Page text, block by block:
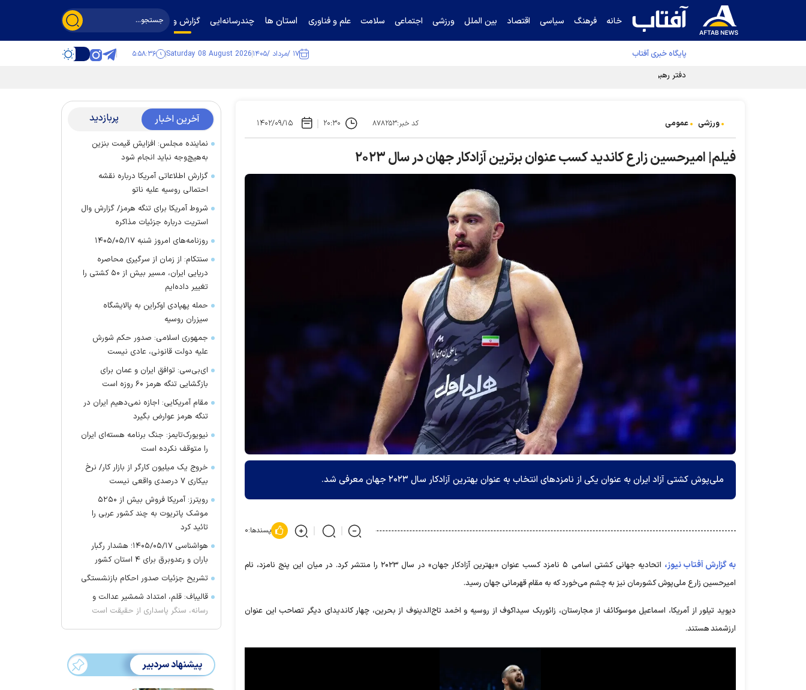
خانه فرهنگ سیاسی اقتصاد بین الملل ورزشی اجتماعی سلامت علم و فناوری استان ها چندرسانه‌ایی گزارش و گفت‌وگو
پایگاه خبری آفتاب ۱۷ /مرداد /۱۴۰۵ Saturday 08 August 2026 ۵:۵۸:۳۷
دفتر رهبر انقلاب ادعای خرازی درباره پزشکیان را تکذیب کرد
ورزشی عمومی کد خبر:۸۷۸۲۵۳ ۲۰:۳۰ ۱۴۰۲/۰۹/۱۵
فیلم| امیرحسین زارع کاندید کسب عنوان برترین آزادکار جهان در سال ۲۰۲۳
ملی‌پوش کشتی آزاد ایران به عنوان یکی از نامزد‌های انتخاب به عنوان بهترین آزادکار سال ۲۰۲۳ جهان معرفی شد.
پسندها:۰
به گزارش آفتاب نیوز،
اتحادیه جهانی کشتی اسامی ۵ نامزد کسب عنوان «بهترین آزادکار جهان» در سال ۲۰۲۳ را منتشر کرد. در میان این پنج نامزد، نام
امیرحسین زارع ملی‌پوش کشورمان نیز به چشم می‌خورد که به مقام قهرمانی جهان رسید.
دیوید تیلور از آمریکا، اسماعیل موسوکائف از مجارستان، زائوربک سیداکوف از روسیه و اخمد تاج‌الدینوف از بحرین، چهار کاندیدای دیگر تصاحب این عنوان
ارزشمند هستند.
آخرین اخبار پربازدید
نماینده مجلس: افزایش قیمت بنزین
به‌هیچ‌وجه نباید انجام شود
گزارش اطلاعاتی آمریکا درباره نقشه
احتمالی روسیه علیه ناتو
شروط آمریکا برای تنگه هرمز/ گزارش وال
استریت درباره جزئیات مذاکره
روزنامه‌های امروز شنبه ۱۴۰۵/۰۵/۱۷
سنتکام: از زمان از سرگیری محاصره
دریایی ایران، مسیر بیش از ۵۰ کشتی را
تغییر داده‌ایم
حمله پهپادی اوکراین به پالایشگاه
سیزران روسیه
جمهوری اسلامی: صدور حکم شورش
علیه دولت قانونی، عادی نیست
ای‌بی‌سی: توافق ایران و عمان برای
بازگشایی تنگه هرمز ۶۰ روزه است
مقام آمریکایی: اجازه نمی‌دهیم ایران در
تنگه هرمز عوارض بگیرد
نیویورک‌تایمز: جنگ برنامه هسته‌ای ایران
را متوقف نکرده است
خروج یک میلیون کارگر از بازار کار/ نرخ
بیکاری ۷ درصدی واقعی نیست
رویترز: آمریکا فروش بیش از ۵۲۵۰
موشک پاتریوت به چند کشور عربی را
تائید کرد
هواشناسی ۱۴۰۵/۰۵/۱۷؛ هشدار رگبار
باران و رعدوبرق برای ۴ استان کشور
تشریح جزئیات صدور احکام بازنشستگی
قالیباف: قلم، امتداد شمشیر عدالت و
رسانه، سنگر پاسداری از حقیقت است
پیشنهاد سردبیر